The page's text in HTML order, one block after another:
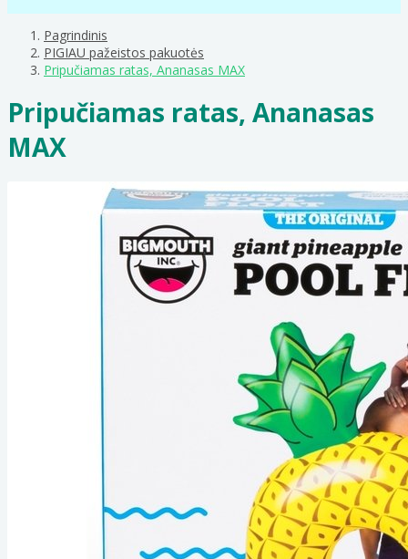
Pagrindinis
PIGIAU pažeistos pakuotės
Pripučiamas ratas, Ananasas MAX
Pripučiamas ratas, Ananasas
MAX